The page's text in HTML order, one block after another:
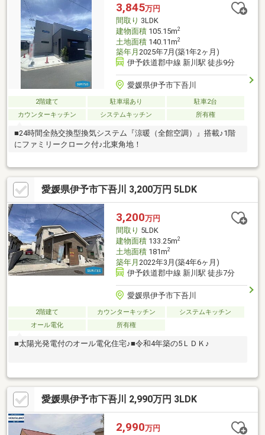
3,845万円
間取り 3LDK
建物面積105.15m2
土地面積140.11m2
築年月 2025年7月(築1年2ヶ月)
伊予鉄道郡中線 新川駅 徒歩9分
愛媛県伊予市下吾川
2階建て 駐車場あり
駐車2台
カウンターキッチン
システムキッチン 所有権
■24時間全熱交換型換気システム『涼暖（全館空調）』搭載♪1階
にファミリークローク付♪北東角地！
愛媛県伊予市下吾川 3,200万円 5LDK
3,200万円
間取り 5LDK
建物面積133.25m2
土地面積181m2
築年月 2022年3月(築4年6ヶ月)
伊予鉄道郡中線 新川駅 徒歩7分
愛媛県伊予市下吾川
2階建て カウンターキッチン
システムキッチン
オール電化
所有権
■太陽光発電付のオール電化住宅♪■令和4年築の5ＬＤＫ♪
愛媛県伊予市下吾川 2,990万円 3LDK
2,990万円